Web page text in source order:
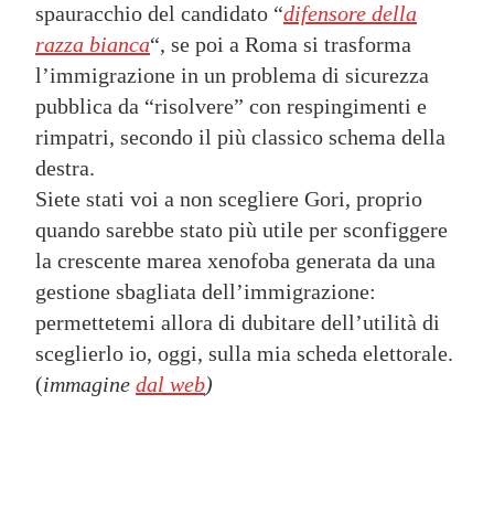
spauracchio del candidato “difensore della
razza bianca“, se poi a Roma si trasforma
l’immigrazione in un problema di sicurezza
pubblica da “risolvere” con respingimenti e
rimpatri, secondo il più classico schema della
destra.
Siete stati voi a non scegliere Gori, proprio
quando sarebbe stato più utile per sconfiggere
la crescente marea xenofoba generata da una
gestione sbagliata dell’immigrazione:
permettetemi allora di dubitare dell’utilità di
sceglierlo io, oggi, sulla mia scheda elettorale.
(immagine dal web)